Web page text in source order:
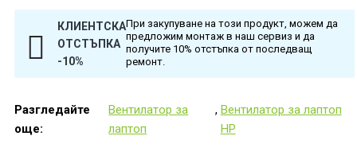
КЛИЕНТСКА
ОТСТЪПКА
-10%
При закупуване на този продукт, можем да
предложим монтаж в наш сервиз и да
получите 10% отстъпка от последващ
ремонт.
Разгледайте
още:
Вентилатор за
лаптоп
, Вентилатор за лаптоп
HP